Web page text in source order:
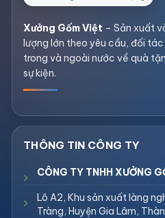
Xưởng Gốm Việt – Sản xuất
lượng lớn theo yêu cầu, đối
trong và ngoài nước về quà
sự kiện.
CÔNG TY TNHH XƯỞNG
Lô A2, Khu sản xuất làng
Tràng, Huyện Gia Lâm,